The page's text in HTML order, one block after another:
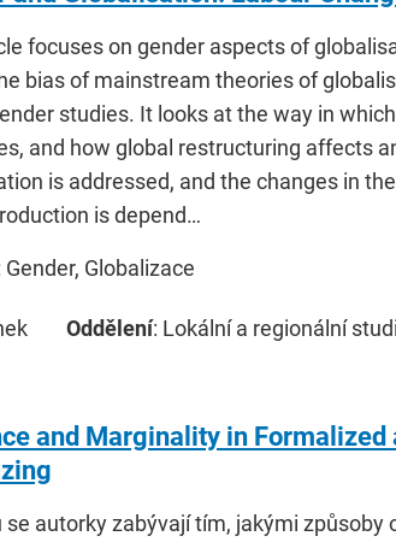
focuses on gender aspects of
bias of mainstream theories of
studies. It looks at the way in
and how global restructuring affects
is addressed, and the changes in
is depend…
Gender, Globalizace
Oddělení: Lokální a regionální
and Marginality in Formalized
se autorky zabývají tím, jakými